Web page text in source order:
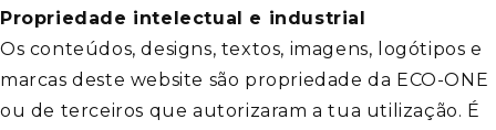
Propriedade intelectual e industrial
Os conteúdos, designs, textos, imagens, logótipos e
marcas deste website são propriedade da ECO-ONE
ou de terceiros que autorizaram a tua utilização. É